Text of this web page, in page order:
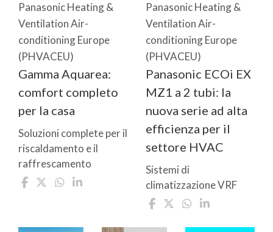
Panasonic Heating &
Ventilation Air-
conditioning Europe
(PHVACEU)
Gamma Aquarea:
comfort completo
per la casa
Soluzioni complete per il
riscaldamento e il
raffrescamento
Panasonic Heating &
Ventilation Air-
conditioning Europe
(PHVACEU)
Panasonic ECOi EX
MZ1 a 2 tubi: la
nuova serie ad alta
efficienza per il
settore HVAC
Sistemi di
climatizzazione VRF